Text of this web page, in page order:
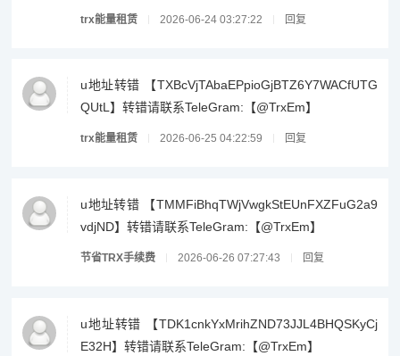
trx能量租赁 2026-06-24 03:27:22 回复
u地址转错 【TXBcVjTAbaEPpioGjBTZ6Y7WACfUTG
QUtL】转错请联系TeleGram:【@TrxEm】
trx能量租赁 2026-06-25 04:22:59 回复
u地址转错 【TMMFiBhqTWjVwgkStEUnFXZFuG2a9
vdjND】转错请联系TeleGram:【@TrxEm】
节省TRX手续费 2026-06-26 07:27:43 回复
u地址转错 【TDK1cnkYxMrihZND73JJL4BHQSKyCj
E32H】转错请联系TeleGram:【@TrxEm】